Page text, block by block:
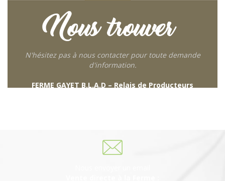
Nous trouver
N'hésitez pas à nous contacter pour toute demande
d'information.
FERME GAYET B.L.A.D – Relais de Producteurs